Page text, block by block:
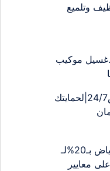
وتلميع
موكيب
شركة تنظيف وتعقيم بالرياض24/7|لحمايتك
شركة تنظيف مفروشات بالرياض بـ20%لـ
معايير